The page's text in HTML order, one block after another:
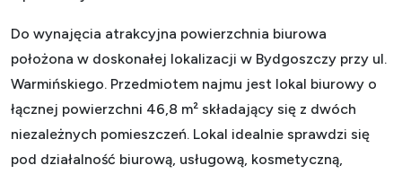
Do wynajęcia atrakcyjna powierzchnia biurowa
położona w doskonałej lokalizacji w Bydgoszczy przy ul.
Warmińskiego. Przedmiotem najmu jest lokal biurowy o
łącznej powierzchni 46,8 m² składający się z dwóch
niezależnych pomieszczeń. Lokal idealnie sprawdzi się
pod działalność biurową, usługową, kosmetyczną,